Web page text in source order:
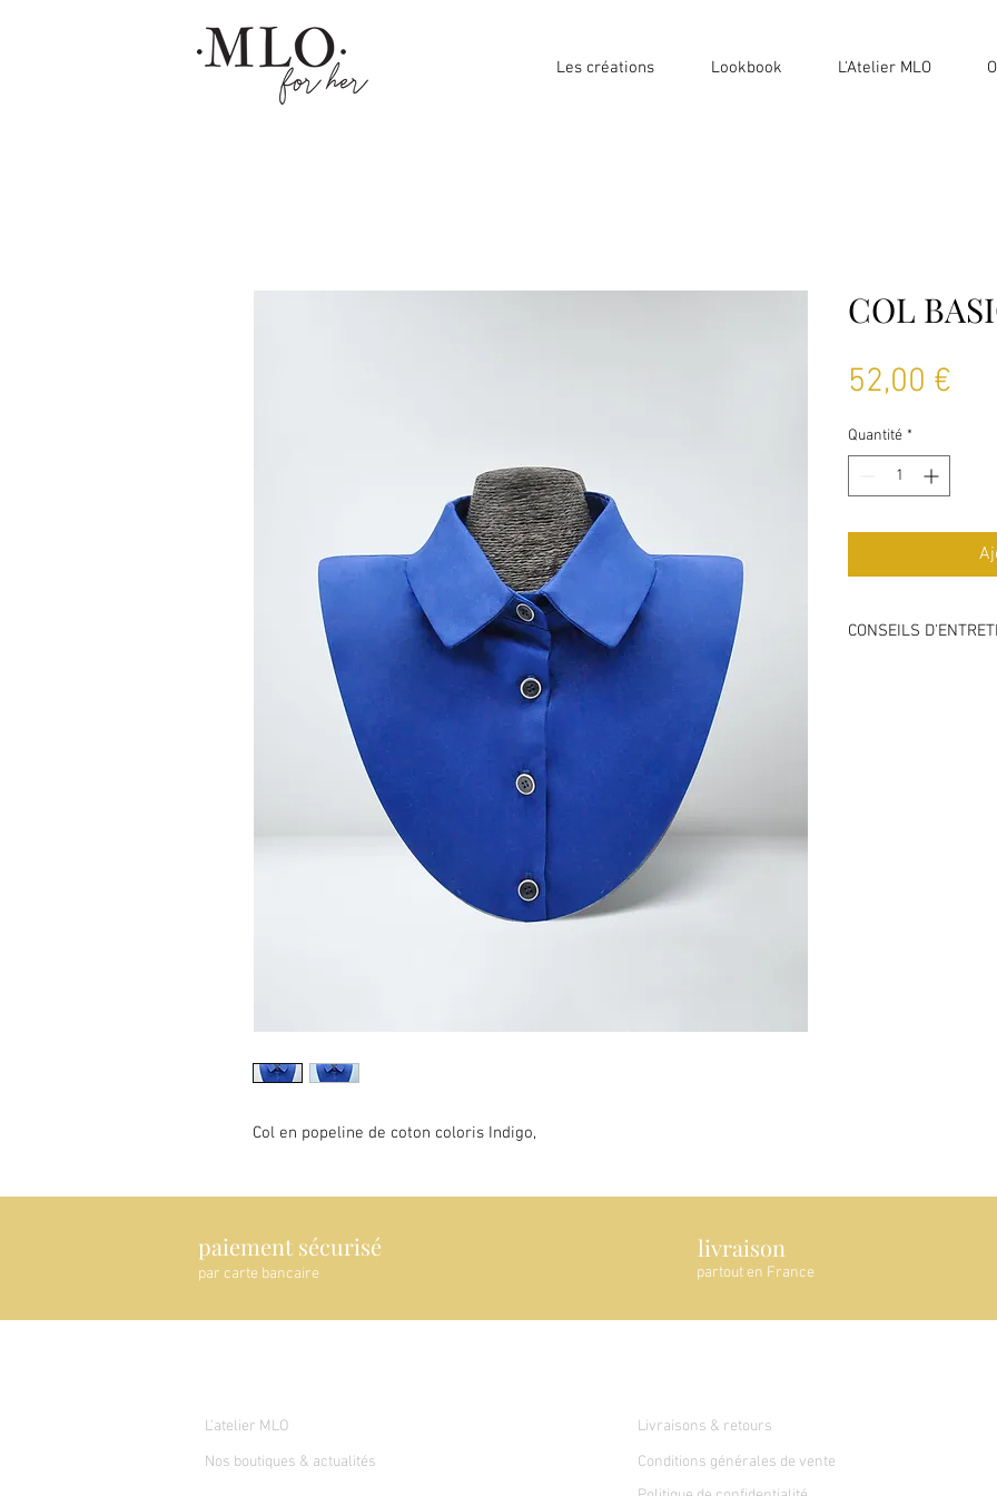
Les créations Lookbook L'Atelier MLO
Col en popeline de coton coloris Indigo,
COL
52,00 €
Quantité *
CONSEILS
paiement sécurisé
par carte bancaire
livraison
partout en France
L'atelier MLO
Nos boutiques & actualités
Livraisons & retours
Conditions générales de vente